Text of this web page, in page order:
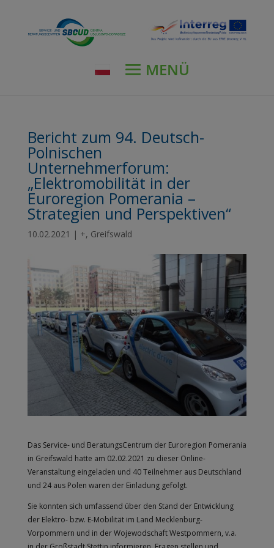
Bericht zum 94. Deutsch-
Polnischen
Unternehmerforum:
„Elektromobilität in der
Euroregion Pomerania –
Strategien und Perspektiven“
10.02.2021 | +, Greifswald
Das Service- und BeratungsCentrum der Euroregion Pomerania
in Greifswald hatte am 02.02.2021 zu dieser Online-
Veranstaltung eingeladen und 40 Teilnehmer aus Deutschland
und 24 aus Polen waren der Einladung gefolgt.
Sie konnten sich umfassend über den Stand der Entwicklung
der Elektro- bzw. E-Mobilität im Land Mecklenburg-
Vorpommern und in der Wojewodschaft Westpommern, v.a.